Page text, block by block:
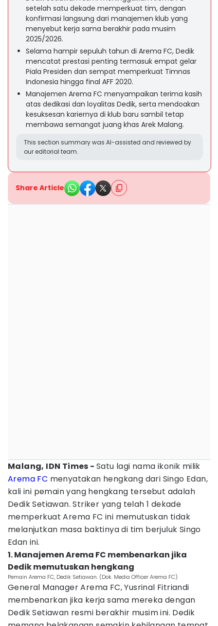
setelah satu dekade memperkuat tim, dengan
konfirmasi langsung dari manajemen klub yang
menyebut kerja sama berakhir pada musim
2025/2026.
Selama hampir sepuluh tahun di Arema FC, Dedik
mencatat prestasi penting termasuk empat gelar
Piala Presiden dan sempat memperkuat Timnas
Indonesia hingga final AFF 2020.
Manajemen Arema FC menyampaikan terima kasih
atas dedikasi dan loyalitas Dedik, serta mendoakan
kesuksesan kariernya di klub baru sambil tetap
membawa semangat juang khas Arek Malang.
This section summary was AI-assisted and reviewed by
our editorial team.
Share Article
Malang, IDN Times - Satu lagi nama ikonik milik
Arema FC menyatakan hengkang dari Singo Edan,
kali ini pemain yang hengkang tersebut adalah
Dedik Setiawan. Striker yang telah 1 dekade
memperkuat Arema FC ini memutuskan tidak
melanjutkan masa baktinya di tim berjuluk Singo
Edan ini.
1. Manajemen Arema FC membenarkan jika
Dedik memutuskan hengkang
Pemain Arema FC, Dedik Setiawan. (Dok. Media Officer Arema FC)
General Manager Arema FC, Yusrinal Fitriandi
membenarkan jika kerja sama mereka dengan
Dedik Setiawan resmi berakhir musim ini. Dedik